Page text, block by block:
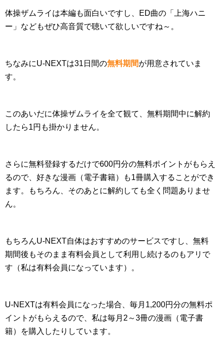
体操ザムライは本編も面白いですし、ED曲の「上海ハニ
ー」などもぜひ高音質で聴いて欲しいですね～。
ちなみにU-NEXTは31日間の無料期間が用意されていま
す。
このあいだに体操ザムライを全て観て、無料期間中に解約
したら1円も掛かりません。
さらに無料登録するだけで600円分の無料ポイントがもらえ
るので、好きな漫画（電子書籍）も1冊購入することができ
ます。もちろん、そのあとに解約しても全く問題ありませ
ん。
もちろんU-NEXT自体はおすすめのサービスですし、無料
期間後もそのまま有料会員として利用し続けるのもアリで
す（私は有料会員になっています）。
U-NEXTは有料会員になった場合、毎月1,200円分の無料ポ
イントがもらえるので、私は毎月2～3冊の漫画（電子書
籍）を購入したりしています。